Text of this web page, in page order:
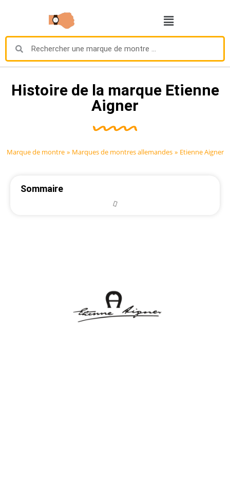
Histoire de la marque Etienne
Aigner
Marque de montre » Marques de montres allemandes » Etienne Aigner
Sommaire